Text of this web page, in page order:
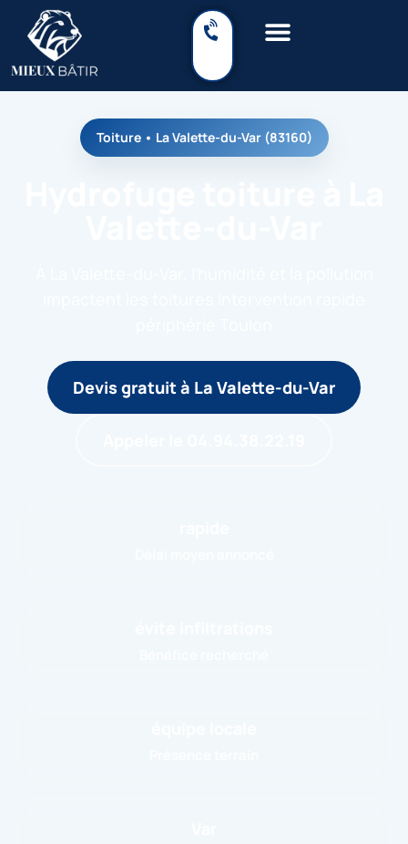
Toiture • La Valette-du-Var (83160)
Devis gratuit à La Valette-du-Var